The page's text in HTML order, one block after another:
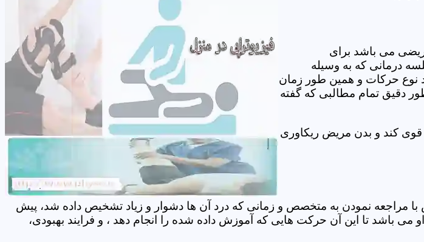
می باشد برای
درمانی که به وسیله
نوع حرکات و همین طور زمان
دقیق تمام مطالبی که گفته
کند و بدن مریض ریکاوری
با مراجعه نمودن به متخصص و زمانی که درد آن ها دشوار و زیاد تشخیص داده شد، پیش
باشد تا این آن حرکت هایی که آموزش داده شده را انجام دهد ، و فرایند بهبودی،